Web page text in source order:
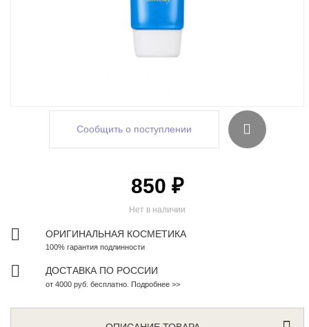
Сообщить о поступлении
Нет в наличии
850 ₽
ОРИГИНАЛЬНАЯ КОСМЕТИКА
100% гарантия подлинности
ДОСТАВКА ПО РОССИИ
от 4000 руб. бесплатно. Подробнее >>